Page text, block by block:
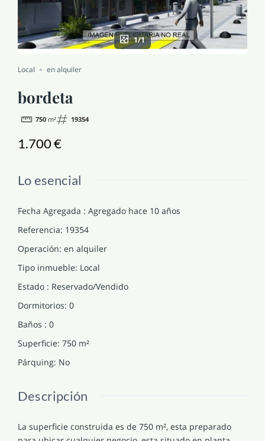
CONOCENOS
NOTICIAS Y BLOG
PERFIL
1/1
Local en alquiler
bordeta
750 m² 19354
1.700 €
Lo esencial
Fecha Agregada : Agregado hace 10 años
Referencia: 19354
Operación: en alquiler
Tipo inmueble: Local
Estado : Reservado/Vendido
Dormitorios: 0
Baños : 0
Superficie: 750 m²
Párquing: No
Descripción
La superficie construida es de 750 m², esta preparado